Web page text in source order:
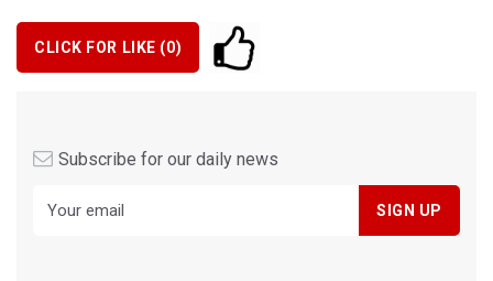
CLICK FOR LIKE (0)
Subscribe for our daily news